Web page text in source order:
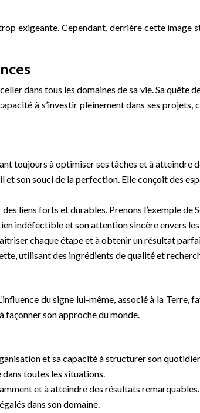
exigeante. Cependant, derrière cette image
dans tous les domaines de sa vie. Sa quête
à s’investir pleinement dans ses
toujours à optimiser ses tâches et à atteindre
son souci de la perfection. Elle conçoit des
liens forts et durables. Prenons l’exemple de
indéfectible et son attention sincère envers
chaque étape et à obtenir un résultat
utilisant des ingrédients de qualité et
du signe lui-même, associé à la Terre,
son approche du monde.
et sa capacité à structurer son
toutes les situations.
et à atteindre des résultats
dans son domaine.